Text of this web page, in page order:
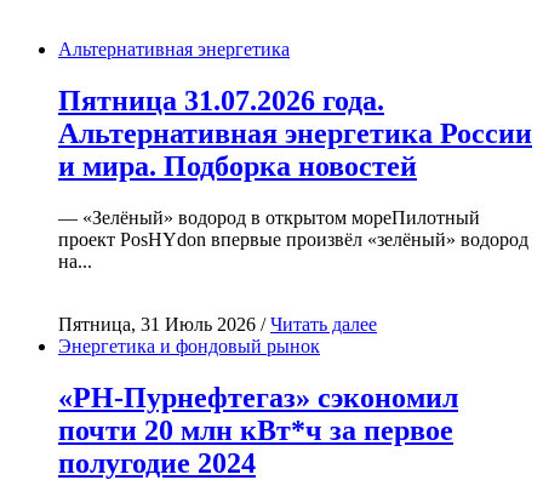
Альтернативная энергетика
Пятница 31.07.2026 года.
Альтернативная энергетика России
и мира. Подборка новостей
— «Зелёный» водород в открытом мореПилотный
проект PosHYdon впервые произвёл «зелёный» водород
на...
Пятница, 31 Июль 2026 /Читать далее
Энергетика и фондовый рынок
«РН-Пурнефтегаз» сэкономил
почти 20 млн кВт*ч за первое
полугодие 2024